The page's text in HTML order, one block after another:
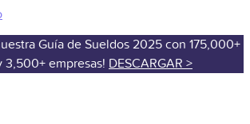
Guía de Sueldos 2025 con 175,000+
3,500+ empresas! DESCARGAR >